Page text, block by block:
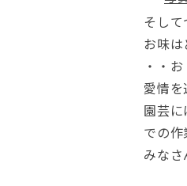
そし
お味
・・
愛情を
園芸
での作
みな